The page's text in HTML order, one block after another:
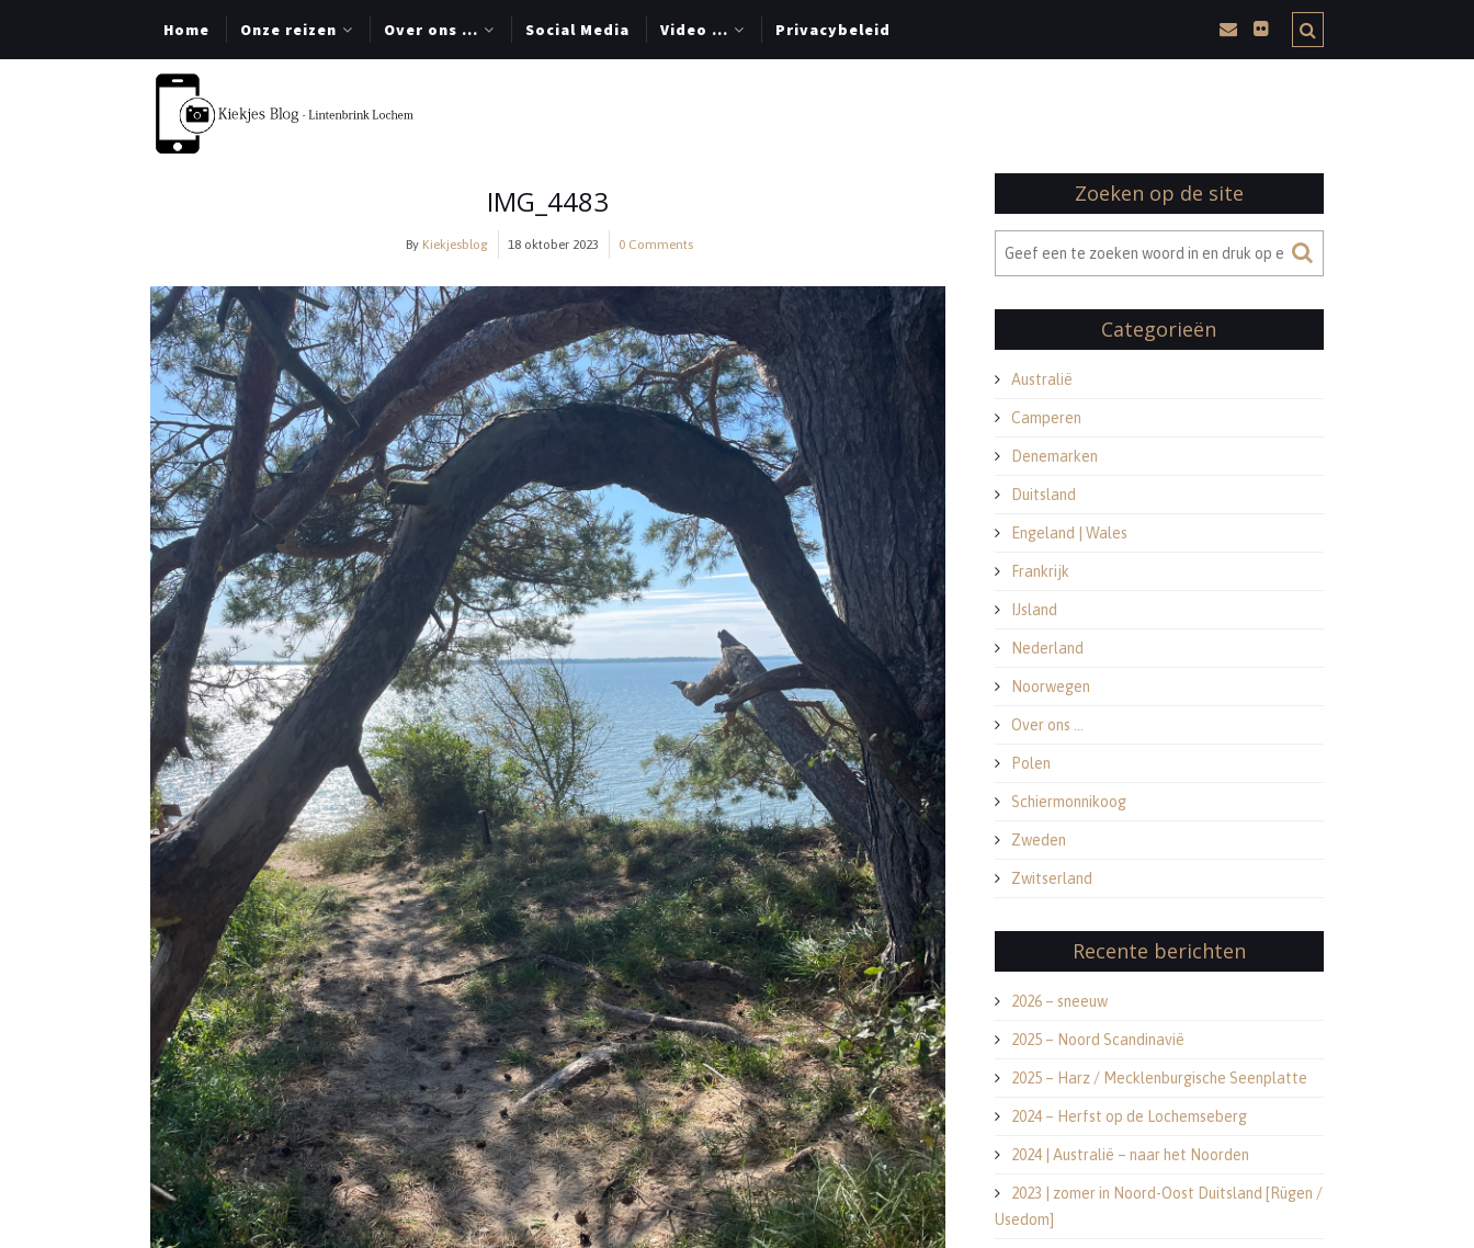
Home Onze reizen Over ons … Social Media Video … Privacybeleid
IMG_4483
By Kiekjesblog 18 oktober 2023 0 Comments
Zoeken op de site
Categorieën
Australië
Camperen
Denemarken
Duitsland
Engeland | Wales
Frankrijk
IJsland
Nederland
Noorwegen
Over ons …
Polen
Schiermonnikoog
Zweden
Zwitserland
Recente berichten
2026 – sneeuw
2025 – Noord Scandinavië
2025 – Harz / Mecklenburgische Seenplatte
2024 – Herfst op de Lochemseberg
2024 | Australië – naar het Noorden
2023 | zomer in Noord-Oost Duitsland [Rügen /
Usedom]